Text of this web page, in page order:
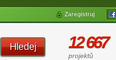
Zaregistruj
Hledej 12 667
projektů